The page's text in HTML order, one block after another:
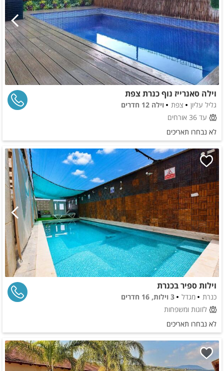
וילה סאנרייז נוף כנרת צפת
גליל עליון צפת
וילה 12 חדרים
עד 36 אורחים
לא נבחרו תאריכים
וילות ספיר בכנרת
כנרת מגדל
3 וילות, 16 חדרים
לזוגות ומשפחות
לא נבחרו תאריכים